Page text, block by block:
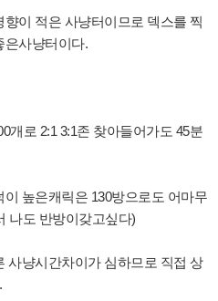
이 적은 사냥터이므로 덱스를 찍
은사냥터이다.
개로 2:1 3:1존 찾아들어가도 45분
높은캐릭은 130방으로도 어마무
나도 반방이갖고싶다)
사냥시간차이가 심하므로 직접 상